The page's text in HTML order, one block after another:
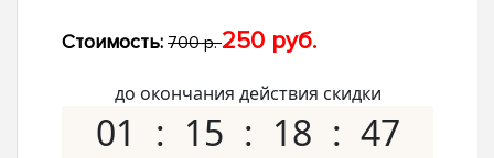
Стоимость: 700 р.250 руб.
до окончания действия скидки
01 15 18 46